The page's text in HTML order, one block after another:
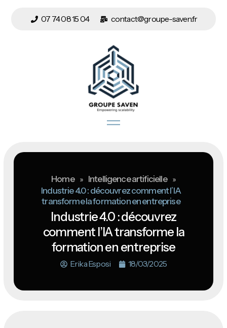
07 74 08 15 04 contact@groupe-saven.fr
Home » Intelligence artificielle »
Industrie 4.0 : découvrez comment l’IA
transforme la formation en entreprise
Industrie 4.0 : découvrez
comment l’IA transforme la
formation en entreprise
Erika Esposi 18/03/2025